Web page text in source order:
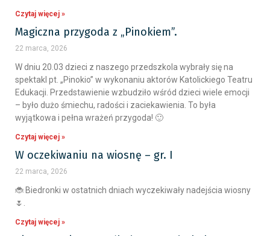
Czytaj więcej »
Magiczna przygoda z „Pinokiem”.
22 marca, 2026
W dniu 20.03 dzieci z naszego przedszkola wybrały się na
spektakl pt. „Pinokio” w wykonaniu aktorów Katolickiego Teatru
Edukacji. Przedstawienie wzbudziło wśród dzieci wiele emocji
– było dużo śmiechu, radości i zaciekawienia. To była
wyjątkowa i pełna wrażeń przygoda! 🙂
Czytaj więcej »
W oczekiwaniu na wiosnę – gr. I
22 marca, 2026
🐞 Biedronki w ostatnich dniach wyczekiwały nadejścia wiosny
🌷.
Czytaj więcej »